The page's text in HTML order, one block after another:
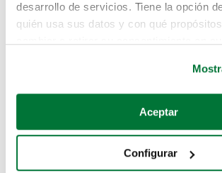
desarrollo de servicios. Tiene la opción
quién usa sus datos y con qué
Si lo permite, también quisiéramos:
Recopilar información sobre su
Identificar su dispositivo
Aceptar
Configurar
Pero puedes encontrar el coche que
buscando en alguno de estos
Coches de segunda mano
Coches de km0